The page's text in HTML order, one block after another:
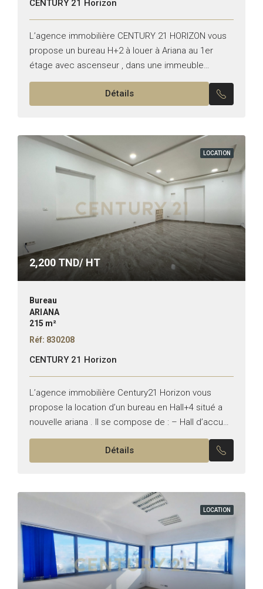
CENTURY 21 Horizon
L’agence immobilière CENTURY 21 HORIZON vous
propose un bureau H+2 à louer à Ariana au 1er
étage avec ascenseur , dans une immeuble
bureautique prés de toutes les commodités.
Superficie :80m² Il...Détails
LOCATION
2,200 TND/ HT
Bureau
ARIANA
215 m²
Réf: 830208
CENTURY 21 Horizon
L’agence immobilière Century21 Horizon vous
propose la location d’un bureau en Hall+4 situé a
nouvelle ariana . Il se compose de : – Hall d’accueil
–Quartes Pièces – trois points d’eau –...
Détails
LOCATION